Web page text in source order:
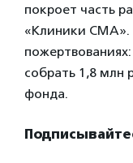
покроет часть
«Клиники СМА».
собрать 1,8 млн
фонда.